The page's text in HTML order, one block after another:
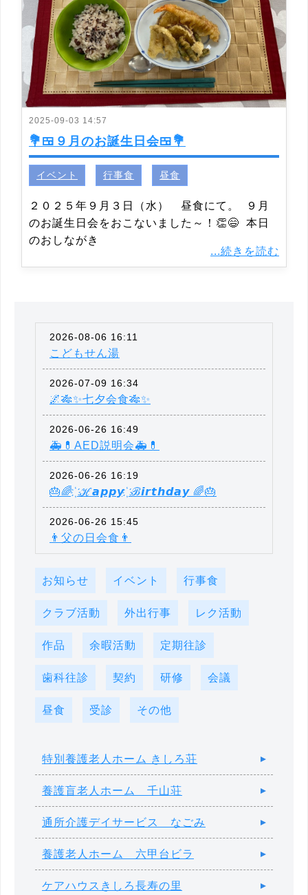
2025-09-03 14:57
💐🍱９月のお誕生日会🍱💐
イベント 行事食 昼食
２０２５年９月３日（水） 昼食にて。 ９月
のお誕生日会をおこないました～！👏😄 本日
のおしながき
...続きを読む
2026-08-06 16:11
こどもせん湯
2026-07-09 16:34
🌌🎋✨七夕会食🎋✨
2026-06-26 16:49
🚑💊AED説明会🚑💊
2026-06-26 16:19
🎂🌈 ҉ ℋ𝙖𝙥𝙥𝙮 ҉ ℬ𝙞𝙧𝙩𝙝𝙙𝙖𝙮 🌈🎂
2026-06-26 15:45
👨父の日会食👨
お知らせ イベント 行事食
クラブ活動 外出行事 レク活動
作品 余暇活動 定期往診
歯科往診 契約 研修 会議
昼食 受診 その他
特別養護老人ホーム きしろ荘
養護盲老人ホーム 千山荘
通所介護デイサービス なごみ
養護老人ホーム 六甲台ビラ
ケアハウスきしろ長寿の里